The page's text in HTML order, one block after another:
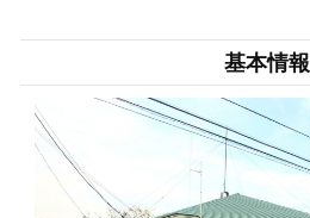
基本情報